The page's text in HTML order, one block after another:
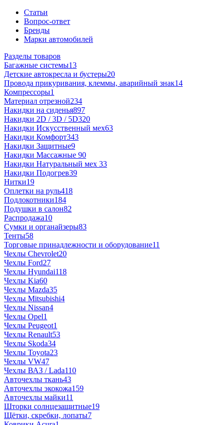
Статьи
Вопрос-ответ
Бренды
Марки автомобилей
Разделы товаров
Багажные системы13
Детские автокресла и бустеры20
Провода прикуривания, клеммы, аварийный знак14
Компрессоры1
Материал отрезной234
Накидки на сиденья897
Накидки 2D / 3D / 5D320
Накидки Искусственный мех63
Накидки Комфорт343
Накидки Защитные9
Накидки Массажные 90
Накидки Натуральный мех 33
Накидки Подогрев39
Нитки19
Оплетки на руль418
Подлокотники184
Подушки в салон82
Распродажа10
Сумки и органайзеры83
Тенты58
Торговые принадлежности и оборудование11
Чехлы Chevrolet20
Чехлы Ford27
Чехлы Hyundai118
Чехлы Kia60
Чехлы Mazda35
Чехлы Mitsubishi4
Чехлы Nissan4
Чехлы Opel1
Чехлы Peugeot1
Чехлы Renault53
Чехлы Skoda34
Чехлы Toyota23
Чехлы VW47
Чехлы ВАЗ / Lada110
Авточехлы ткань43
Авточехлы экокожа159
Авточехлы майки11
Шторки солнцезащитные19
Щётки, скребки, лопаты7